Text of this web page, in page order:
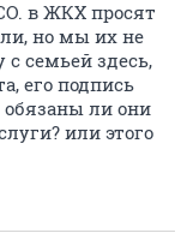
в ЖКХ просят
но мы их не
семьей здесь,
его подпись
ли они
или этого